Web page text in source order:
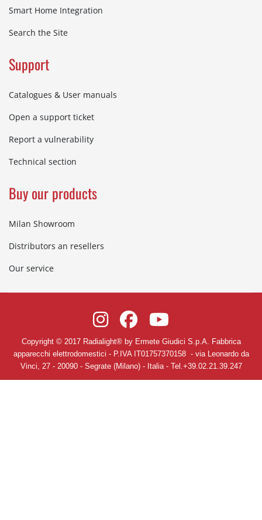
Smart Home Integration
Search the Site
Support
Catalogues & User manuals
Open a support ticket
Report a vulnerability
Technical section
Buy our products
Milan Showroom
Distributors an resellers
Our service
Copyright © 2017 Radialight® by Ermete Giudici S.p.A. Fabbrica
apparecchi elettrodomestici - P.IVA IT01757370158 - via Leonardo da
Vinci, 27- 20090- Segrate (Milano) - Italia - Tel.+39.02.21.39.247